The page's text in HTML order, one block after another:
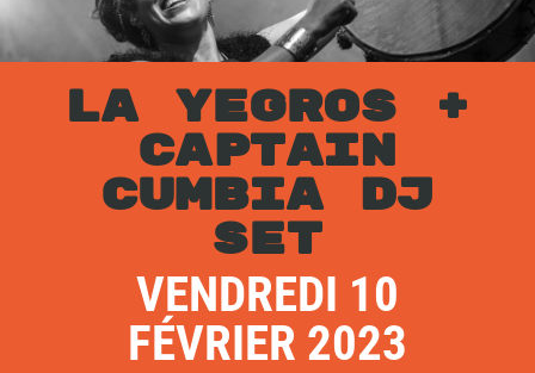
LA YEGROS +
CAPTAIN
CUMBIA DJ
SET
VENDREDI 10
FÉVRIER 2023